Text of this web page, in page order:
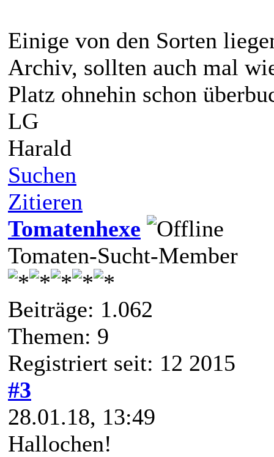
Einige von den Sorten
Archiv, sollten auch mal
Platz ohnehin schon
LG
Harald
Suchen
Zitieren
Tomatenhexe
Tomaten-Sucht-Member
Beiträge: 1.062
Themen: 9
Registriert seit: 12 2015
#3
28.01.18, 13:49
Hallochen!